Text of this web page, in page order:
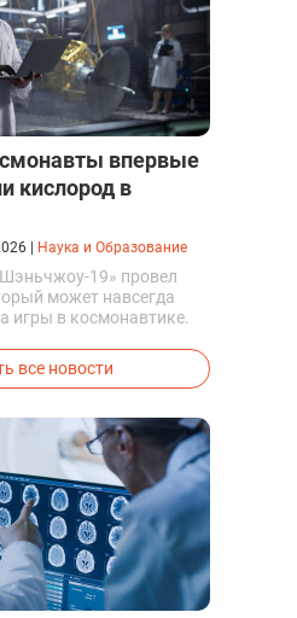
впервые
кислород в
Наука и Образование
19» провел
может навсегда
игры в космонавтике.
кислород и
топлива с
все новости